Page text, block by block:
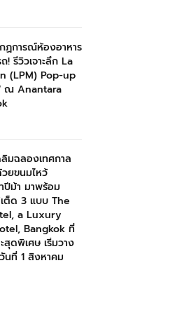
ฏการณ์ห้องอาหาร
รีวิวเจาะลึก La
(LPM) Pop-up
ณ Anantara
มฉลองเทศกาล
ยขนมไหว้
ปีม้า มาพร้อม
ต็ด 3 แบบ The
a Luxury
Bangkok ที่
ดพิเศษ เริ่มวาง
นที่ 1 สิงหาคม